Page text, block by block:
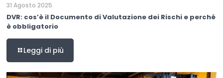
31 Agosto 2025
DVR: cos’è il Documento di Valutazione dei Rischi e perché
è obbligatorio
Leggi di più